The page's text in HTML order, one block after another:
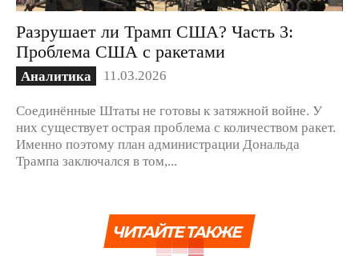
Разрушает ли Трамп США? Часть 3:
Проблема США с ракетами
Аналитика 11.03.2026
Соединённые Штаты не готовы к затяжной войне. У
них существует острая проблема с количеством ракет.
Именно поэтому план администрации Дональда
Трампа заключался в том,...
ЧИТАЙТЕ ТАКЖЕ